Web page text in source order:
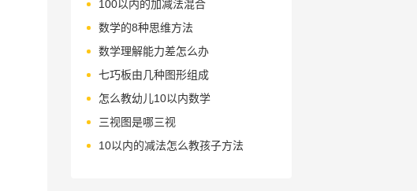
100以内的加减法混合
数学的8种思维方法
数学理解能力差怎么办
七巧板由几种图形组成
怎么教幼儿10以内数学
三视图是哪三视
10以内的减法怎么教孩子方法